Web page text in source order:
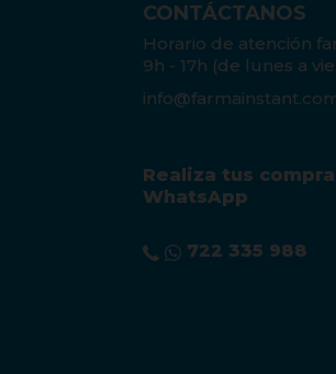
CONTÁCTANOS
Horario de atención
9h - 17h (de lunes a
Realiza tus
WhatsApp
722 335 988